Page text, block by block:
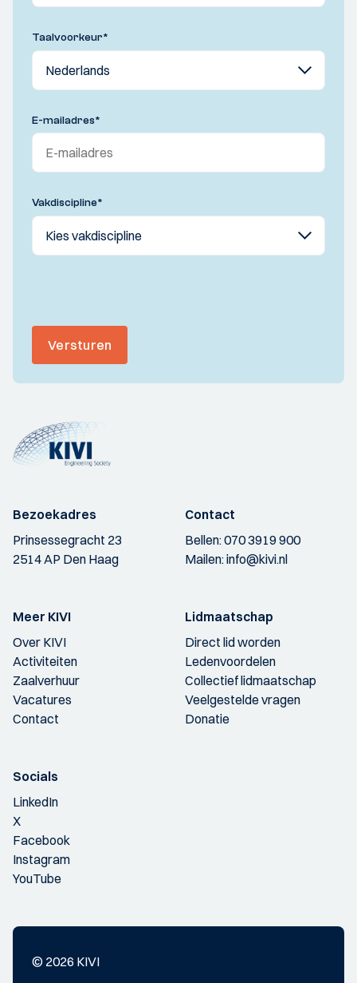
Taalvoorkeur*
E-mailadres*
Vakdiscipline*
Versturen
Bezoekadres
Prinsessegracht 23
2514 AP Den Haag
Contact
Bellen:070 3919 900
Mailen:info@kivi.nl
Meer KIVI
Over KIVI
Activiteiten
Zaalverhuur
Vacatures
Contact
Lidmaatschap
Direct lid worden
Ledenvoordelen
Collectief lidmaatschap
Veelgestelde vragen
Donatie
Socials
LinkedIn
X
Facebook
Instagram
YouTube
© 2026 KIVI